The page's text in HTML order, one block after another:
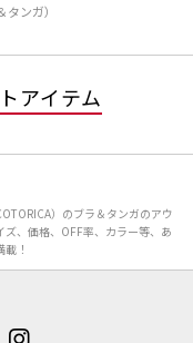
ンガ）
アイテム
）のブラ＆タンガのアウ
ズ、価格、OFF率、カラー等、あ
！